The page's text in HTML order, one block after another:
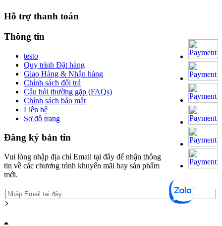
Hỗ trợ thanh toán
Thông tin
testo
Quy trình Đặt hàng
Giao Hàng & Nhận hàng
Chính sách đổi trả
Câu hỏi thường gặp (FAQs)
Chính sách bảo mật
Liên hệ
Sơ đồ trang
Đăng ký bản tin
Vui lòng nhập địa chỉ Email tại đây để nhận thông
tin về các chương trình khuyến mãi hay sản phẩm
mới.
Grandpashabet
Grandpashabet
Grandpashabet
Grandpashabet
Grandpashabet
grandpashabet
grandpashabet
marsbahis
grandpashabet
grandpashabet
grandpashabet